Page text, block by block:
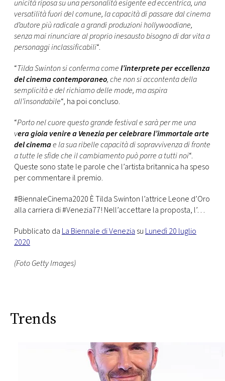
unicità riposa su una personalità esigente ed eccentrica, una
versatilità fuori del comune, la capacità di passare dal cinema
d’autore più radicale a grandi produzioni hollywoodiane,
senza mai rinunciare al proprio inesausto bisogno di dar vita a
personaggi inclassificabili“.
“Tilda Swinton si conferma comel’interprete per eccellenza
del cinema contemporaneo, che non si accontenta della
semplicità e del richiamo delle mode, ma aspira
all’insondabile“, ha poi concluso.
“Porto nel cuore questo grande festival e sarà per me una
vera gioia venire a Venezia per celebrare l’immortale arte
del cinemae la sua ribelle capacità di sopravvivenza di fronte
a tutte le sfide che il cambiamento può porre a tutti noi“.
Queste sono state le parole che l’artista britannica ha speso
per commentare il premio.
#BiennaleCinema2020 È Tilda Swinton l’attrice Leone d’Oro
alla carriera di #Venezia77! Nell’accettare la proposta, l’…
Pubblicato da La Biennale di Venezia su Lunedì 20 luglio
2020
(Foto Getty Images)
Trends